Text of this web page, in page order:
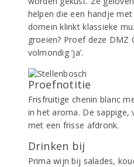
helpen die een handje
domein klinkt klassieke
groeien? Proef deze
volmondig ‘ja’.
Proefnotitie
Frisfruitige chenin blanc
in het aroma. De sappige,
met een frisse afdronk.
Drinken bij
Prima wijn bij salades,